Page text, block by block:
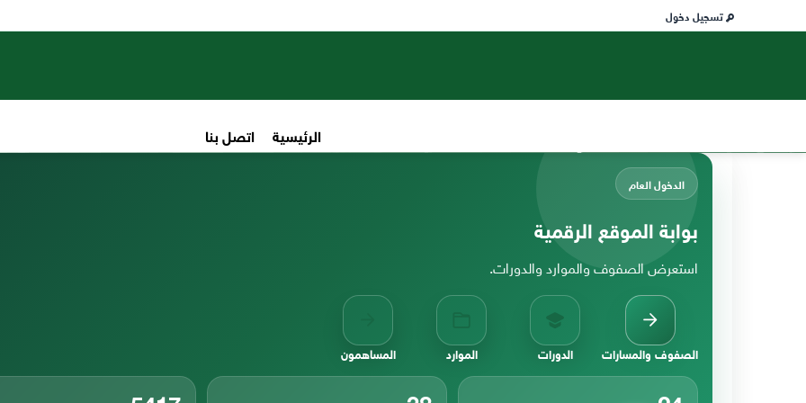
تسجيل دخول
الرئيسية اتصل بنا
الدخول العام
بوابة الموقع الرقمية
استعرض الصفوف والموارد والدورات.
الصفوف والمسارات الدورات الموارد المساهمون